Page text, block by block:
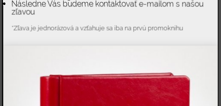
Následne Vás budeme kontaktovať e-mailom s našou
zľavou
*Zľava je jednorázová a vzťahuje sa iba na prvú promoknihu